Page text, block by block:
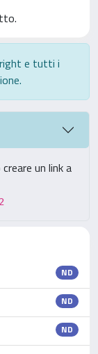
e tutti i
un link a
ND
ND
ND